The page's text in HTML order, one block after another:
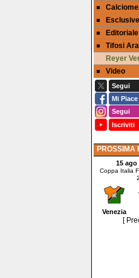
Esclusive
Editoriale
Tifosi
Reyer
Video
Segui
Mi Piace
Segui
Iscriviti
PROSSIMA
15 ago
Coppa Italia
Venezia
[